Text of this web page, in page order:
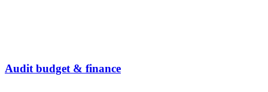
Audit budget & finance